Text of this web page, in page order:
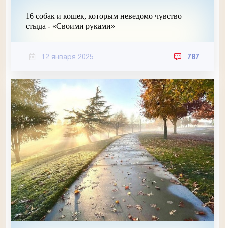
16 собак и кошек, которым неведомо чувство
стыда - «Своими руками»
12 января 2025 787